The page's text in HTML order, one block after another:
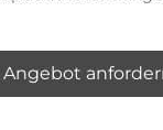
Angebot